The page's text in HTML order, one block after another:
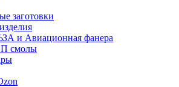
заготовки
и Авиационная фанера
смолы